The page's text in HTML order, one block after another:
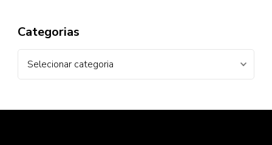
Categorias